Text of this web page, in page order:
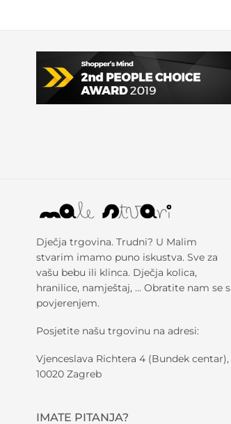
Dječja trgovina. Trudni? U Malim
stvarim imamo puno iskustva. Sve za
vašu bebu ili klinca. Dječja kolica,
hranilice, namještaj, … Obratite nam se s
povjerenjem.
Posjetite našu trgovinu na adresi:
Vjenceslava Richtera 4 (Bundek centar),
10020 Zagreb
IMATE PITANJA?